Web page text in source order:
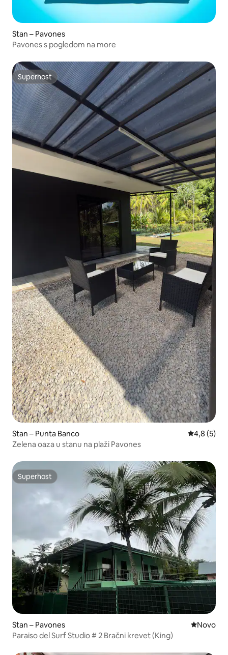
Stan – Pavones
Pavones s pogledom na more
Superhost
Superhost
Stan – Punta Banco Prosječna
4,8 (5)
Zelena oaza u stanu na plaži Pavones
Superhost
Superhost
Stan – Pavones Novi
Novo
Paraiso del Surf Studio # 2 Bračni krevet (King)